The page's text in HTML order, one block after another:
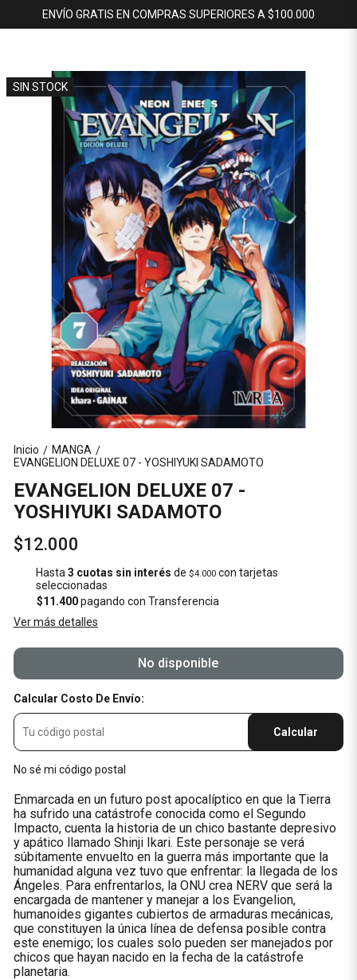
ENVÍO GRATIS EN COMPRAS SUPERIORES A $100.000
SIN STOCK
Inicio / MANGA /
EVANGELION DELUXE 07 - YOSHIYUKI SADAMOTO
EVANGELION DELUXE 07 -
YOSHIYUKI SADAMOTO
$12.000
Hasta3 cuotas sin interés de$4.000 con tarjetas
seleccionadas
$11.400pagando con Transferencia
Ver más detalles
No disponible
Calcular Costo De Envío:
Calcular
No sé mi código postal
Enmarcada en un futuro post apocalíptico en que la Tierra
ha sufrido una catástrofe conocida como el Segundo
Impacto, cuenta la historia de un chico bastante depresivo
y apático llamado Shinji Ikari. Este personaje se verá
súbitamente envuelto en la guerra más importante que la
humanidad alguna vez tuvo que enfrentar: la llegada de los
Ángeles. Para enfrentarlos, la ONU crea NERV que será la
encargada de mantener y manejar a los Evangelion,
humanoides gigantes cubiertos de armaduras mecánicas,
que constituyen la única línea de defensa posible contra
este enemigo; los cuales solo pueden ser manejados por
chicos que hayan nacido en la fecha de la catástrofe
planetaria.